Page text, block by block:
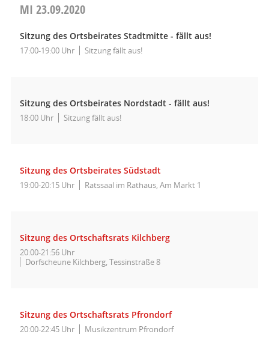
MI 23.09.2020
Sitzung des Ortsbeirates Stadtmitte - fällt aus!
17:00-19:00 Uhr Sitzung fällt aus!
Sitzung des Ortsbeirates Nordstadt - fällt aus!
18:00 Uhr Sitzung fällt aus!
Sitzung des Ortsbeirates Südstadt
19:00-20:15 Uhr Ratssaal im Rathaus, Am Markt 1
Sitzung des Ortschaftsrats Kilchberg
20:00-21:56 Uhr
Dorfscheune Kilchberg, Tessinstraße 8
Sitzung des Ortschaftsrats Pfrondorf
20:00-22:45 Uhr Musikzentrum Pfrondorf